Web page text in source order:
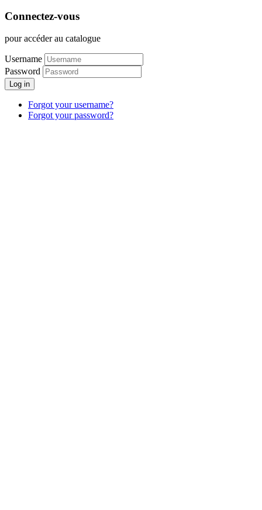
Connectez-vous
pour accéder au catalogue
Username
Password
Log in
Forgot your username?
Forgot your password?